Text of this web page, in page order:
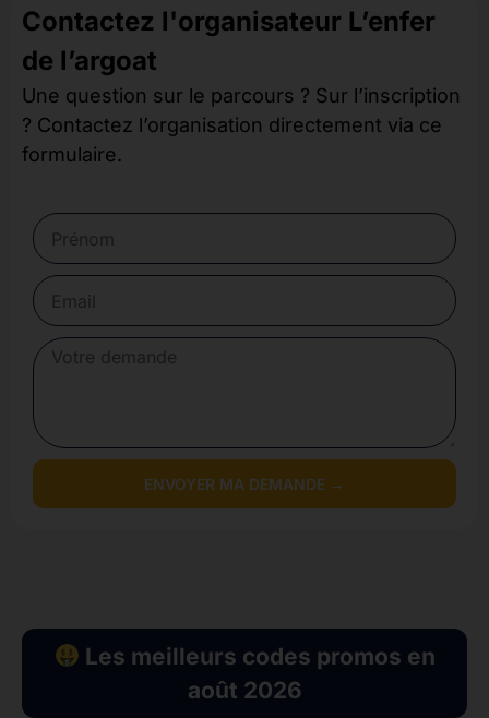
Contactez l'organisateur L’enfer
de l’argoat
Une question sur le parcours ? Sur l’inscription
? Contactez l’organisation directement via ce
formulaire.
ENVOYER MA DEMANDE →
Les meilleurs codes promos en
août 2026